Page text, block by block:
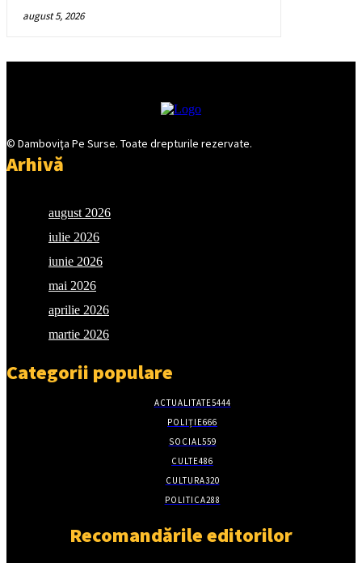
august 5, 2026
© Damboviţa Pe Surse. Toate drepturile rezervate.
Arhivă
august 2026
iulie 2026
iunie 2026
mai 2026
aprilie 2026
martie 2026
Categorii populare
ACTUALITATE5444
POLIȚIE666
SOCIAL 559
CULTE486
CULTURA320
POLITICA288
Recomandările editorilor